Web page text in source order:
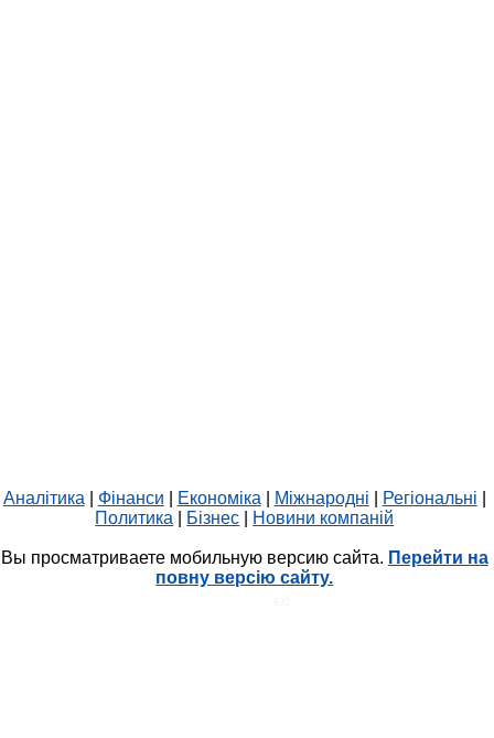
Аналітика Фінанси Економіка Міжнародні Регіональні
Политика
Бізнес Новини компаній
Вы просматриваете мобильную версию сайта. Перейти на
повну версію сайту.